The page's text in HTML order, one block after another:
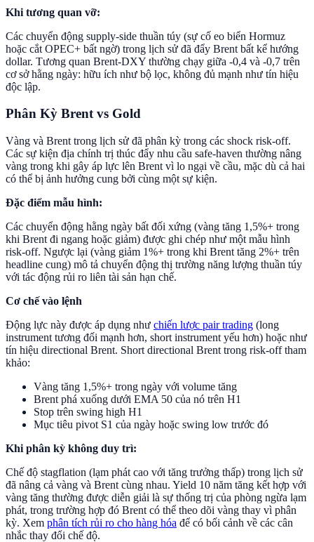
Khi tương quan vỡ:
Các chuyển động supply-side thuần túy (sự cố eo biển Hormuz
hoặc cắt OPEC+ bất ngờ) trong lịch sử đã đẩy Brent bất kể hướng
dollar. Tương quan Brent-DXY thường chạy giữa -0,4 và -0,7 trên
cơ sở hằng ngày: hữu ích như bộ lọc, không đủ mạnh như tín hiệu
độc lập.
Phân Kỳ Brent vs Gold
Vàng và Brent trong lịch sử đã phân kỳ trong các shock risk-off.
Các sự kiện địa chính trị thúc đẩy nhu cầu safe-haven thường nâng
vàng trong khi gây áp lực lên Brent vì lo ngại về cầu, mặc dù cả hai
có thể bị ảnh hưởng cung bởi cùng một sự kiện.
Đặc điểm mẫu hình:
Các chuyển động hằng ngày bất đối xứng (vàng tăng 1,5%+ trong
khi Brent đi ngang hoặc giảm) được ghi chép như một mẫu hình
risk-off. Ngược lại (vàng giảm 1%+ trong khi Brent tăng 2%+ trên
headline cung) mô tả chuyển động thị trường năng lượng thuần túy
với tác động rủi ro liên tài sản hạn chế.
Cơ chế vào lệnh
Động lực này được áp dụng như chiến lược pair trading (long
instrument tương đối mạnh hơn, short instrument yếu hơn) hoặc như
tín hiệu directional Brent. Short directional Brent trong risk-off tham
khảo:
Vàng tăng 1,5%+ trong ngày với volume tăng
Brent phá xuống dưới EMA 50 của nó trên H1
Stop trên swing high H1
Mục tiêu pivot S1 của ngày hoặc swing low trước đó
Khi phân kỳ không duy trì:
Chế độ stagflation (lạm phát cao với tăng trưởng thấp) trong lịch sử
đã nâng cả vàng và Brent cùng nhau. Yield 10 năm tăng kết hợp với
vàng tăng thường được diễn giải là sự thống trị của phòng ngừa lạm
phát, trong trường hợp đó Brent có thể theo dõi vàng thay vì phân
kỳ. Xem phân tích rủi ro cho hàng hóa để có bối cảnh về các cân
nhắc thay đổi chế độ.